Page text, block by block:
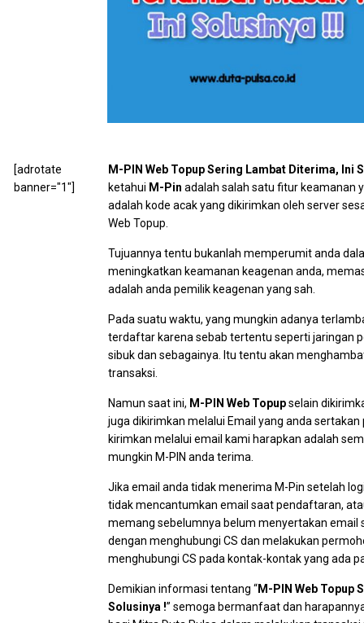
[adrotate
banner="1"]
M-PIN Web Topup Sering Lambat Diterima, Ini
ketahui M-Pin adalah salah satu fitur keamanan
adalah kode acak yang dikirimkan oleh server
Web Topup.
Tujuannya tentu bukanlah memperumit anda
meningkatkan keamanan keagenan anda,
adalah anda pemilik keagenan yang sah.
Pada suatu waktu, yang mungkin adanya
terdaftar karena sebab tertentu seperti jaringan
sibuk dan sebagainya. Itu tentu akan
transaksi.
Namun saat ini, M-PIN Web Topupselain
juga dikirimkan melalui Email yang anda
kirimkan melalui email kami harapkan adalah
mungkin M-PIN anda terima.
Jika email anda tidak menerima M-Pin setelah
tidak mencantumkan email saat pendaftaran,
memang sebelumnya belum menyertakan email
dengan menghubungi CS dan melakukan
menghubungi CS pada kontak-kontak yang ada
Demikian informasi tentang “M-PIN Web Topup
Solusinya !” semoga bermanfaat dan